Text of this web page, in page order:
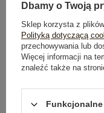
OPIS PRODUKTU
GŁÓWNE PARAMETRY
WYSYŁKA I DOSTAWA
Dbamy o Twoją
Sklep korzysta z
Polityką dotyczącą
przechowywania lub
Więcej informacji na
znaleźć także na